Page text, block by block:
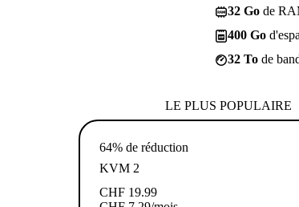
32 Go de
400 Go
32 To de
LE PLUS POPULAIRE
64% de réduction
KVM 2
CHF 19.99